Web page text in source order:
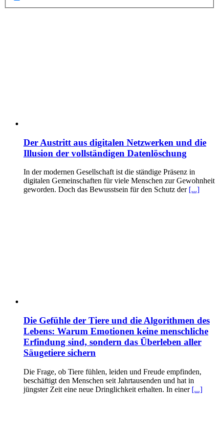
Der Austritt aus digitalen Netzwerken und die
Illusion der vollständigen Datenlöschung
In der modernen Gesellschaft ist die ständige Präsenz in
digitalen Gemeinschaften für viele Menschen zur Gewohnheit
geworden. Doch das Bewusstsein für den Schutz der [...]
Die Gefühle der Tiere und die Algorithmen des
Lebens: Warum Emotionen keine menschliche
Erfindung sind, sondern das Überleben aller
Säugetiere sichern
Die Frage, ob Tiere fühlen, leiden und Freude empfinden,
beschäftigt den Menschen seit Jahrtausenden und hat in
jüngster Zeit eine neue Dringlichkeit erhalten. In einer [...]